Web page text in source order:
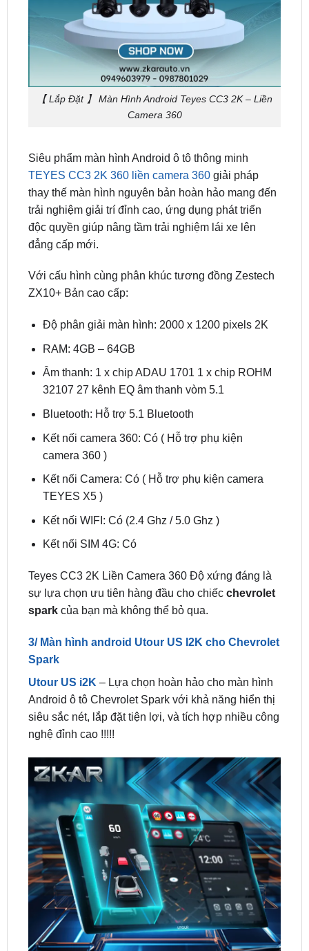
【 Lắp Đặt 】 Màn Hình Android Teyes CC3 2K – Liền
Camera 360
Siêu phẩm màn hình Android ô tô thông minh
thay thế màn hình nguyên bản hoàn hảo mang đến
trải nghiệm giải trí đỉnh cao, ứng dụng phát triển
độc quyền giúp nâng tầm trải nghiệm lái xe lên
đẳng cấp mới.
Với cấu hình cùng phân khúc tương đồng Zestech
Độ phân giải màn hình: 2000 x 1200 pixels 2K
32107 27 kênh EQ âm thanh vòm 5.1
Bluetooth: Hỗ trợ 5.1 Bluetooth
camera 360 )
Kết nối Camera: Có ( Hỗ trợ phụ kiện camera
TEYES X5 )
Kết nối WIFI: Có (2.4 Ghz / 5.0 Ghz )
Teyes CC3 2K Liền Camera 360 Độ xứng đáng là
spark của bạn mà không thể bỏ qua.
3/ Màn hình android Utour US I2K cho Chevrolet
Utour US i2K– Lựa chọn hoàn hảo cho màn hình
Android ô tô Chevrolet Spark với khả năng hiển thị
siêu sắc nét, lắp đặt tiện lợi, và tích hợp nhiều công
nghệ đỉnh cao !!!!!